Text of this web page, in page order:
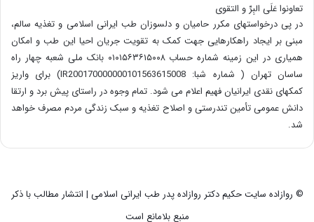
تعاونوا عَلَی البِرِّ و التقوی
در پی درخواستهای مکرر حامیان و دلسوزان طب ایرانی اسلامی و تغذیه سالم،
مبنی بر ایجاد راهکارهایی جهت کمک به تقویت جریان احیا این طب و امکان
همیاری در این زمینه شماره حساب ۰۱۰۱۵۶۳۶۱۵۰۰۸ بانک ملی شعبه چهار راه
ساسان تهران ( شماره شبا: IR200170000000101563615008) برای واریز
کمکهای نقدی ایرانیان فهیم اعلام می شود. تمام وجوه در راستای پیش برد و ارتقا
دانش عمومی تأمین تندرستی و اصلاح تغذیه و سبک زندگی مردم مصرف خواهد
شد.
© روازاده سایت حکیم دکتر روازاده پدر طب ایرانی اسلامی | انتشار مطالب با ذکر
منبع بلامانع است